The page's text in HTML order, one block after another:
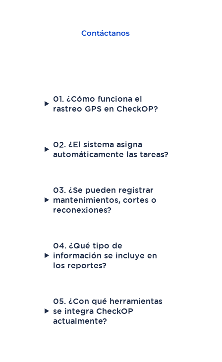
Contáctanos
01. ¿Cómo funciona el
rastreo GPS en CheckOP?
02. ¿El sistema asigna
automáticamente las tareas?
03. ¿Se pueden registrar
mantenimientos, cortes o
reconexiones?
04. ¿Qué tipo de
información se incluye en
los reportes?
05. ¿Con qué herramientas
se integra CheckOP
actualmente?